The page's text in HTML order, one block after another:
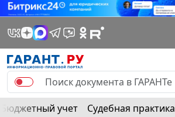
Бюджетный учет Судебная практика